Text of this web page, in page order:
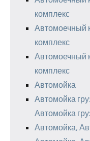
комплекс
Автомоечный
комплекс
Автомоечный
комплекс
Автомойка
Автомойка
Автомойка
Автомойка,